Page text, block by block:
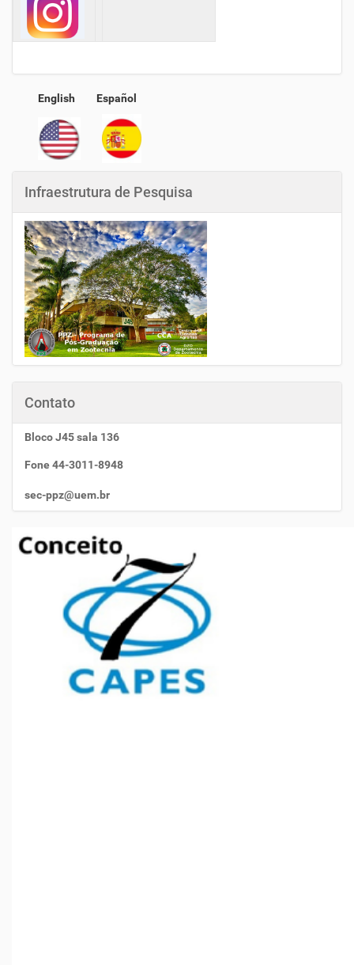
English Español
Infraestrutura de Pesquisa
Contato
Bloco J45 sala 136
Fone 44-3011-8948
sec-ppz@uem.br